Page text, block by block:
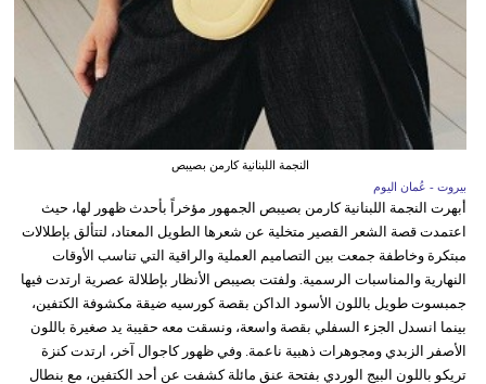
النجمة اللبنانية كارمن بصيبص
بيروت - عُمان اليوم
أبهرت النجمة اللبنانية كارمن بصيبص الجمهور مؤخراً بأحدث ظهور لها، حيث
اعتمدت قصة الشعر القصير متخلية عن شعرها الطويل المعتاد، لتتألق بإطلالات
مبتكرة وخاطفة جمعت بين التصاميم العملية والراقية التي تناسب الأوقات
النهارية والمناسبات الرسمية. ولفتت بصيبص الأنظار بإطلالة عصرية ارتدت فيها
جمبسوت طويل باللون الأسود الداكن بقصة كورسيه ضيقة مكشوفة الكتفين،
بينما انسدل الجزء السفلي بقصة واسعة، ونسقت معه حقيبة يد صغيرة باللون
الأصفر الزبدي ومجوهرات ذهبية ناعمة. وفي ظهور كاجوال آخر، ارتدت كنزة
تريكو باللون البيج الوردي بفتحة عنق مائلة كشفت عن أحد الكتفين، مع بنطال